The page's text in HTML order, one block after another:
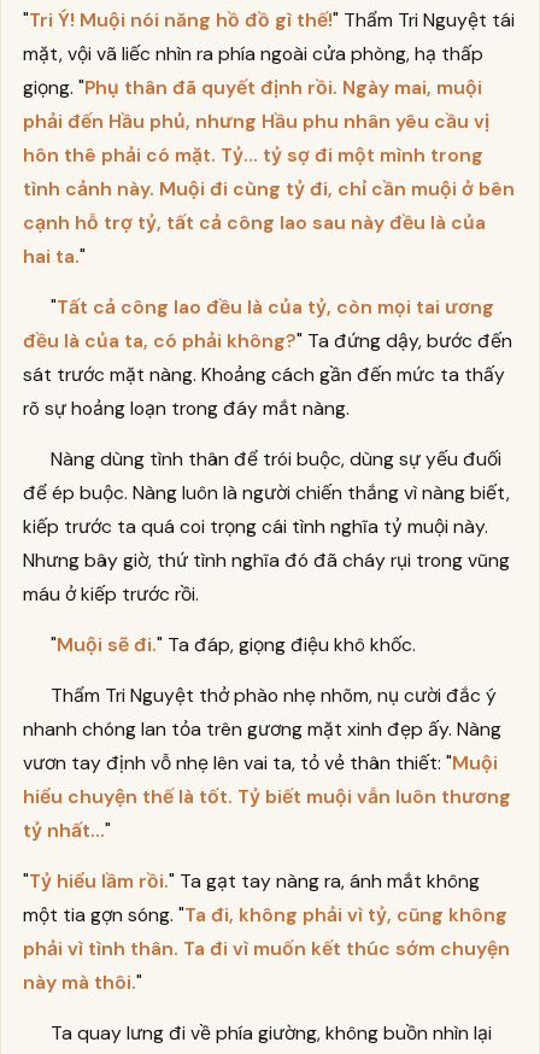
"Tri Ý! Muội nói năng hồ đồ gì thế!" Thẩm Tri Nguyệt tái
mặt, vội vã liếc nhìn ra phía ngoài cửa phòng, hạ thấp
giọng. "Phụ thân đã quyết định rồi. Ngày mai, muội
phải đến Hầu phủ, nhưng Hầu phu nhân yêu cầu vị
hôn thê phải có mặt. Tỷ... tỷ sợ đi một mình trong
tình cảnh này. Muội đi cùng tỷ đi, chỉ cần muội ở bên
cạnh hỗ trợ tỷ, tất cả công lao sau này đều là của
hai ta."
"Tất cả công lao đều là của tỷ, còn mọi tai ương
đều là của ta, có phải không?" Ta đứng dậy, bước đến
sát trước mặt nàng. Khoảng cách gần đến mức ta thấy
rõ sự hoảng loạn trong đáy mắt nàng.
Nàng dùng tình thân để trói buộc, dùng sự yếu đuối
để ép buộc. Nàng luôn là người chiến thắng vì nàng biết,
kiếp trước ta quá coi trọng cái tình nghĩa tỷ muội này.
Nhưng bây giờ, thứ tình nghĩa đó đã cháy rụi trong vũng
máu ở kiếp trước rồi.
"Muội sẽ đi." Ta đáp, giọng điệu khô khốc.
Thẩm Tri Nguyệt thở phào nhẹ nhõm, nụ cười đắc ý
nhanh chóng lan tỏa trên gương mặt xinh đẹp ấy. Nàng
vươn tay định vỗ nhẹ lên vai ta, tỏ vẻ thân thiết: "Muội
hiểu chuyện thế là tốt. Tỷ biết muội vẫn luôn thương
tỷ nhất..."
"Tỷ hiểu lầm rồi." Ta gạt tay nàng ra, ánh mắt không
một tia gợn sóng. "Ta đi, không phải vì tỷ, cũng không
phải vì tình thân. Ta đi vì muốn kết thúc sớm chuyện
này mà thôi."
Ta quay lưng đi về phía giường, không buồn nhìn lại